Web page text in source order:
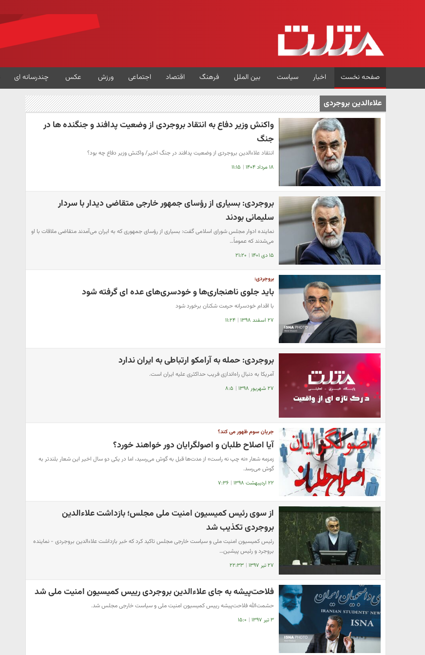
صفحه نخست اخبار سیاست بین الملل فرهنگ اقتصاد اجتماعی ورزش عکس چندرسانه ای
علاءالدین بروجردی
واکنش وزیر دفاع به انتقاد بروجردی از وضعیت پدافند و جنگنده ها در
جنگ
انتقاد علاء‌الدین بروجردی از وضعیت پدافند در جنگ اخیر/ واکنش وزیر دفاع چه بود؟
۱۸ مرداد ۱۴۰۴ | ۱۱:۱۵
بروجردی: بسیاری از رؤسای جمهور خارجی متقاضی دیدار با سردار
سلیمانی بودند
نماینده ادوار مجلس شورای اسلامی گفت: بسیاری از رؤسای جمهوری که به ایران می‌آمدند متقاضی ملاقات با او
می‌شدند که عموماً…
۱۵ دی ۱۴۰۱ | ۲۱:۲۰
بروجردی:
باید جلوی ناهنجاری‌ها و خودسری‌های عده ای گرفته شود
با اقدام خودسرانه حرمت شکنان برخورد شود
۲۷ اسفند ۱۳۹۸ | ۱۱:۲۴
بروجردی: حمله به آرامکو ارتباطی به ایران ندارد
آمریکا به دنبال راه‌اندازی فریب حداکثری علیه ایران است.
۲۷ شهریور ۱۳۹۸ | ۸:۵
جریان سوم ظهور می کند؟
آیا اصلاح طلبان و اصولگرایان دور خواهند خورد؟
زمزمه شعار «نه چپ نه راست» از مدت‌ها قبل به گوش می‌رسید، اما در یکی دو سال اخیر این شعار بلندتر به
گوش می‌رسد.
۲۲ اردیبهشت ۱۳۹۸ | ۷:۳۶
از سوی رئیس کمیسیون امنیت ملی مجلس؛ بازداشت علاءالدین
بروجردی تکذیب شد
رئیس کمیسیون امنیت ملی و سیاست خارجی مجلس تاکید کرد که خبر بازداشت علاءالدین بروجردی - نماینده
بروجرد و رئیس پیشین…
۲۷ تیر ۱۳۹۷ | ۲۲:۳۳
فلاحت‌پیشه به جای علاءالدین بروجردی رییس کمیسیون امنیت ملی شد
حشمت‌الله فلاحت‌پیشه رییس کمیسیون امنیت ملی و سیاست خارجی مجلس شد.
۳ تیر ۱۳۹۷ | ۱۵:۰